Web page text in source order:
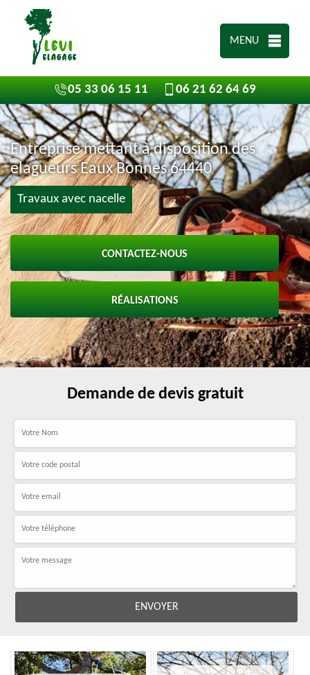
MENU
05 33 06 15 11 06 21 62 64 69
Entreprise mettant à disposition des
elagueurs Eaux Bonnes 64440
Travaux avec nacelle
CONTACTEZ-NOUS
RÉALISATIONS
Demande de devis gratuit